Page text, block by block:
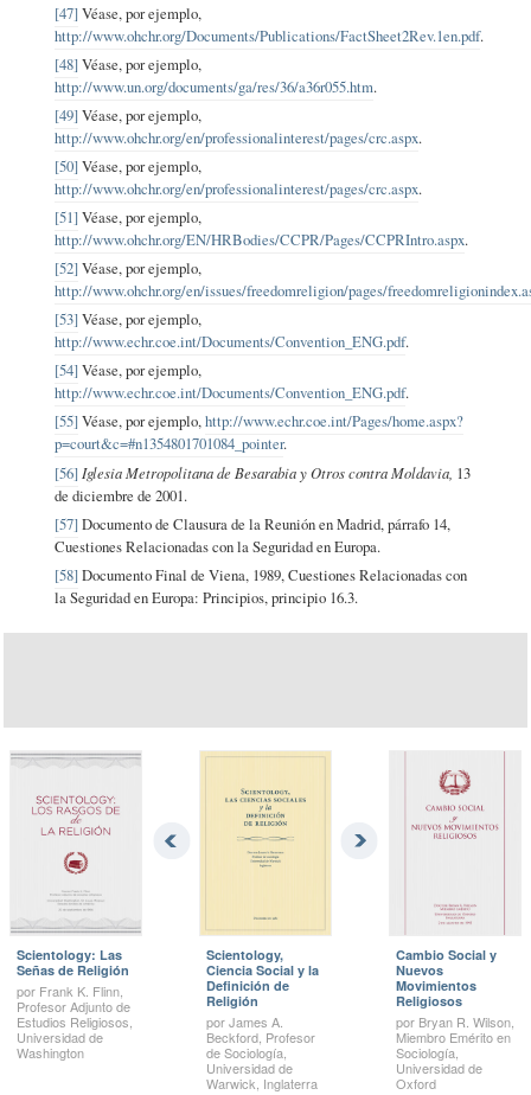
[47] Véase, por ejemplo,
http://www.ohchr.org/Documents/Publications/FactSheet2Rev.1en.pdf.
[48] Véase, por ejemplo,
http://www.un.org/documents/ga/res/36/a36r055.htm.
[49] Véase, por ejemplo,
http://www.ohchr.org/en/professionalinterest/pages/crc.aspx.
[50] Véase, por ejemplo,
http://www.ohchr.org/en/professionalinterest/pages/crc.aspx.
[51] Véase, por ejemplo,
http://www.ohchr.org/EN/HRBodies/CCPR/Pages/CCPRIntro.aspx.
[52] Véase, por ejemplo,
http://www.ohchr.org/en/issues/freedomreligion/pages/
[53] Véase, por ejemplo,
http://www.echr.coe.int/Documents/Convention_ENG.pdf.
[54] Véase, por ejemplo,
http://www.echr.coe.int/Documents/Convention_ENG.pdf.
[55] Véase, por ejemplo,http://www.echr.coe.int/Pages/home.aspx?
p=court&c=#n1354801701084_pointer.
[56] Iglesia Metropolitana de Besarabia y Otros contra Moldavia, 13
de diciembre de 2001.
[57] Documento de Clausura de la Reunión en Madrid, párrafo 14,
Cuestiones Relacionadas con la Seguridad en Europa.
[58] Documento Final de Viena, 1989, Cuestiones Relacionadas con
la Seguridad en Europa: Principios, principio 16.3.
Scientology: Las
Señas de Religión
por Frank K. Flinn,
Profesor Adjunto de
Estudios Religiosos,
Universidad de
Washington
Scientology,
Ciencia Social y la
Definición de
Religión
por James A.
Beckford, Profesor
de Sociología,
Universidad de
Warwick, Inglaterra
Cambio Social y
Nuevos
Movimientos
Religiosos
por Bryan R. Wilson,
Miembro Emérito en
Sociología,
Universidad de
Oxford